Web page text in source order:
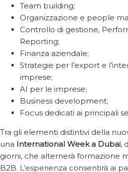
Team building;
Organizzazione e people
Controllo di gestione,
Reporting;
Finanza aziendale;
Strategie per l’export e
imprese;
AI per le imprese;
Business development;
Focus dedicati ai principali
Tra gli elementi distintivi della
una International Week a Dubai,
giorni, che alternerà formazione
B2B. L’esperienza consentirà ai